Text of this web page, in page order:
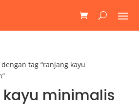
tag “ranjang kayu
minimalis